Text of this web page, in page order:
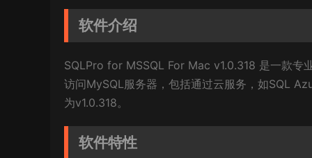
软件介绍
SQLPro for MSSQL For Mac v1.0.318 是一款专
访问MySQL服务器，包括通过云服务，如SQL
为v1.0.318。
软件特性